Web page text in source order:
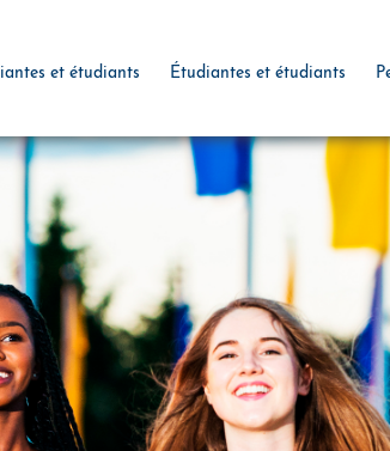
et étudiants Étudiantes et étudiants